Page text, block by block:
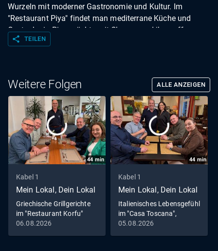
Wurzeln mit moderner Gastronomie und Kultur. Im
"Restaurant Piya" findet man mediterrane Küche und
Gastgeberin Piya möchte mit Charme und ihrer offenen
Art begeistern. Am Ende vergibt der Profikoch noch die
share TEILEN
Weitere Folgen ALLE ANZEIGEN
44 min
Kabel 1
Mein Lokal, Dein Lokal
Griechische Grillgerichte
im "Restaurant Korfu"
06.08.2026
44 min
Kabel 1
Mein Lokal, Dein Lokal
Italienisches Lebensgefühl
im "Casa Toscana",
Leverkusen
05.08.2026